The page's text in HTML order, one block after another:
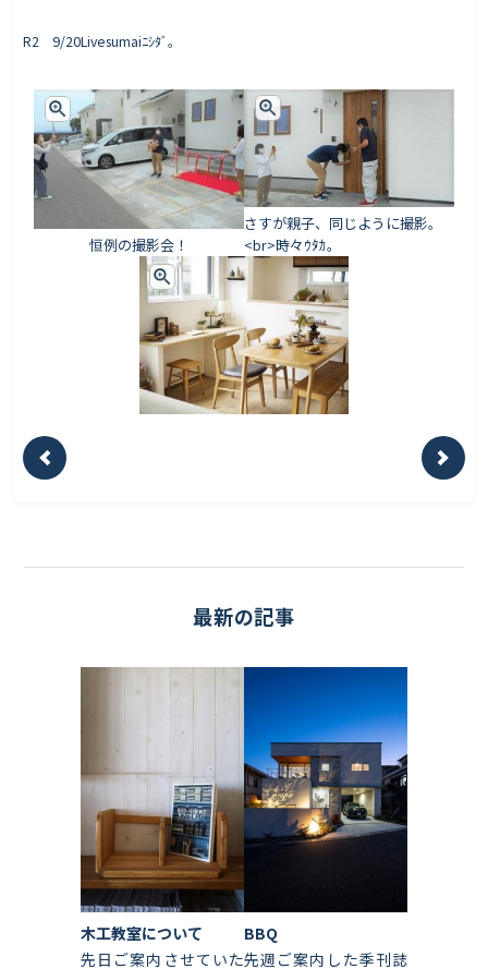
R2 9/20Livesumaiﾆｼﾀﾞ。
恒例の撮影会！
さすが親子、同じように撮影。
<br>時々ｳﾀｶ。
最新の記事
木工教室について
先日ご案内させていた
BBQ
先週ご案内した季刊誌